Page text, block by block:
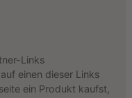
Links
einen dieser Links
ein Produkt kaufst,